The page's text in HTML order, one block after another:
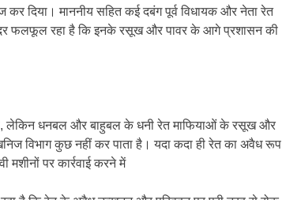
दिया। माननीय सहित कई दबंग पूर्व विधायक और नेता रेत
फलफूल रहा है कि इनके रसूख और पावर के आगे प्रशासन की
लेकिन धनबल और बाहुबल के धनी रेत माफियाओं के रसूख और
विभाग कुछ नहीं कर पाता है। यदा कदा ही रेत का अवैध रूप
मशीनों पर कार्रवाई करने में